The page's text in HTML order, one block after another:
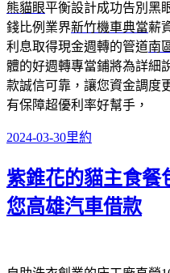
熊貓眼平衡設計成功告別黑
錢比例業界新竹機車典當薪
利息取得現金週轉的管道南
體的好週轉專當鋪將為詳細
款誠信可靠，讓您資金調度
有保障超優利率好幫手，
發
日
期:
2024-03-30分
里約
紫錐花的貓主食餐
您高雄汽車借款